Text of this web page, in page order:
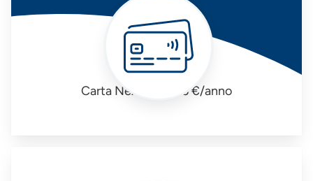
Carta Nexi Debit 16 €/anno